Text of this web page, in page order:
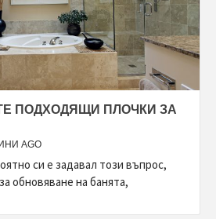
ПОДХОДЯЩИ ПЛОЧКИ ЗА
AGO
си е задавал този въпрос,
обновяване на банята,